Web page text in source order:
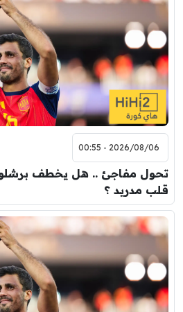
2026/08/06 - 00:55
تحول مفاجئ .. هل يخطف
قلب مدريد ؟